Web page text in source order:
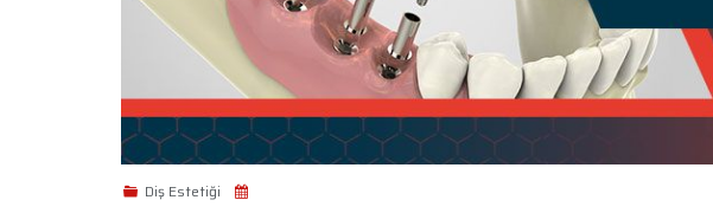
Diş Estetiği